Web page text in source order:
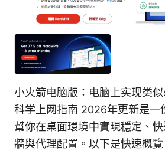
小火箭电脑版：电脑上实现类
科学上网指南 2026年更新是一
幫你在桌面環境中實現穩定、
牆與代理配置。以下是快速概